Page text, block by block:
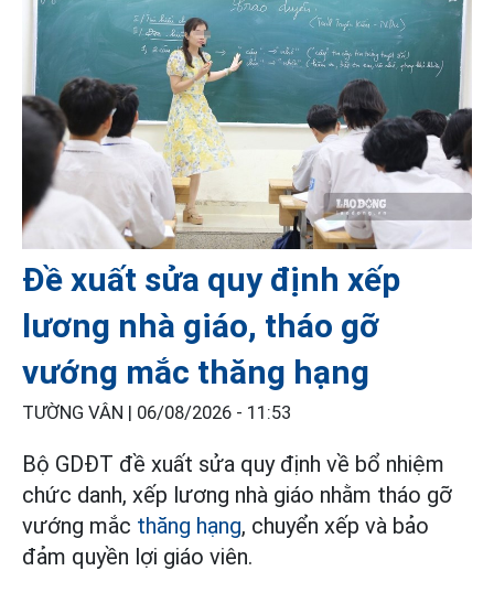
Đề xuất sửa quy định xếp
lương nhà giáo, tháo gỡ
vướng mắc thăng hạng
TƯỜNG VÂN | 06/08/2026 - 11:53
Bộ GDĐT đề xuất sửa quy định về bổ nhiệm
chức danh, xếp lương nhà giáo nhằm tháo gỡ
vướng mắc thăng hạng, chuyển xếp và bảo
đảm quyền lợi giáo viên.